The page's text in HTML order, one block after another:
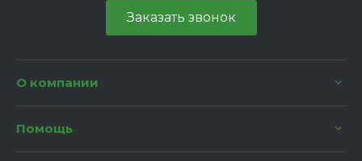
Заказать звонок
О компании
Помощь